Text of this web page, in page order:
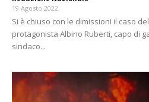
19 Agosto 2022
Si è chiuso con le dimissioni il caso
protagonista Albino Ruberti, capo di
sindaco...